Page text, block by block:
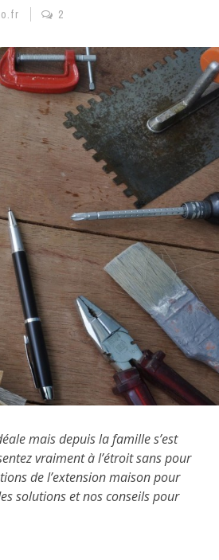
2
mais depuis la famille s’est
vraiment à l’étroit sans pour
del’extension maisonpour
solutions et nos conseils pour